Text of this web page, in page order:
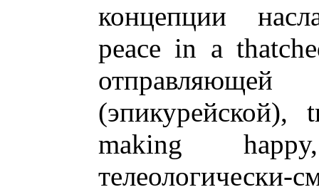
концепции
peace in a
(эпикурейской),
making